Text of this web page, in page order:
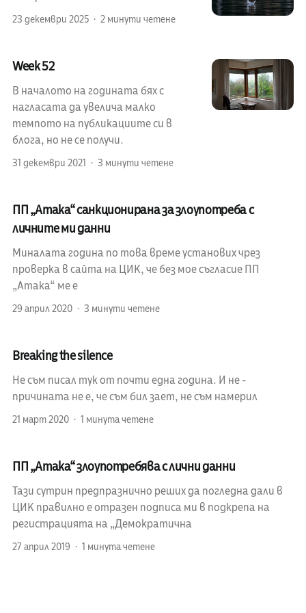
23 декември 2025 2 минути четене
Week 52
В началото на годината бях с
нагласата да увелича малко
темпото на публикациите си в
блога, но не се получи.
31 декември 2021 3 минути четене
ПП „Атака“ санкционирана за злоупотреба с
личните ми данни
Миналата година по това време установих чрез
проверка в сайта на ЦИК, че без мое съгласие ПП
„Атака“ ме е
29 април 2020 3 минути четене
Breaking the silence
Не съм писал тук от почти една година. И не -
причината не е, че съм бил зает, не съм намерил
21 март 2020 1 минута четене
ПП „Атака“ злоупотребява с лични данни
Тази сутрин предпразнично реших да погледна дали в
ЦИК правилно е отразен подписа ми в подкрепа на
регистрацията на „Демократична
27 април 2019 1 минута четене